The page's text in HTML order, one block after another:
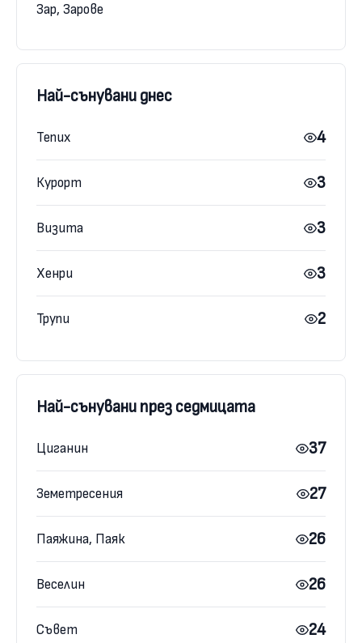
Зар, Зарове
Най-сънувани днес
Тепих 4
Курорт 3
Визита 3
Хенри 3
Трупи 2
Най-сънувани през седмицата
Циганин 37
Земетресения 27
Паяжина, Паяк 26
Веселин 26
Съвет 24